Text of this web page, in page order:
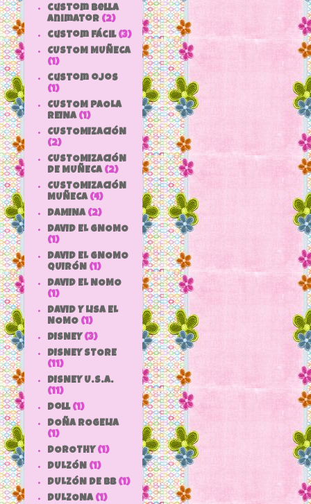
custom bella
animator (2)
custom fácil (3)
CUSTOM MUÑECA
(1)
custom ojos
(1)
CUSTOM PAOLA
REINA (1)
CUSTOMIZACIÓN
(2)
CUSTOMIZACIÓN
DE MUÑECA (2)
CUSTOMIZACIÓN
MUÑECA (4)
DAMINA (2)
DAVID EL GNOMO
(1)
DAVID EL GNOMO
QUIRÓN (1)
DAVID EL NOMO
(1)
DAVID Y LISA EL
NOMO (1)
DISNEY (3)
DISNEY STORE
(11)
DISNEY U.S.A.
(11)
doll (1)
DOÑA ROGELIA
(1)
DOROTHY (1)
DULZÓN (1)
DULZÓN DE BB (1)
DULZONA (1)